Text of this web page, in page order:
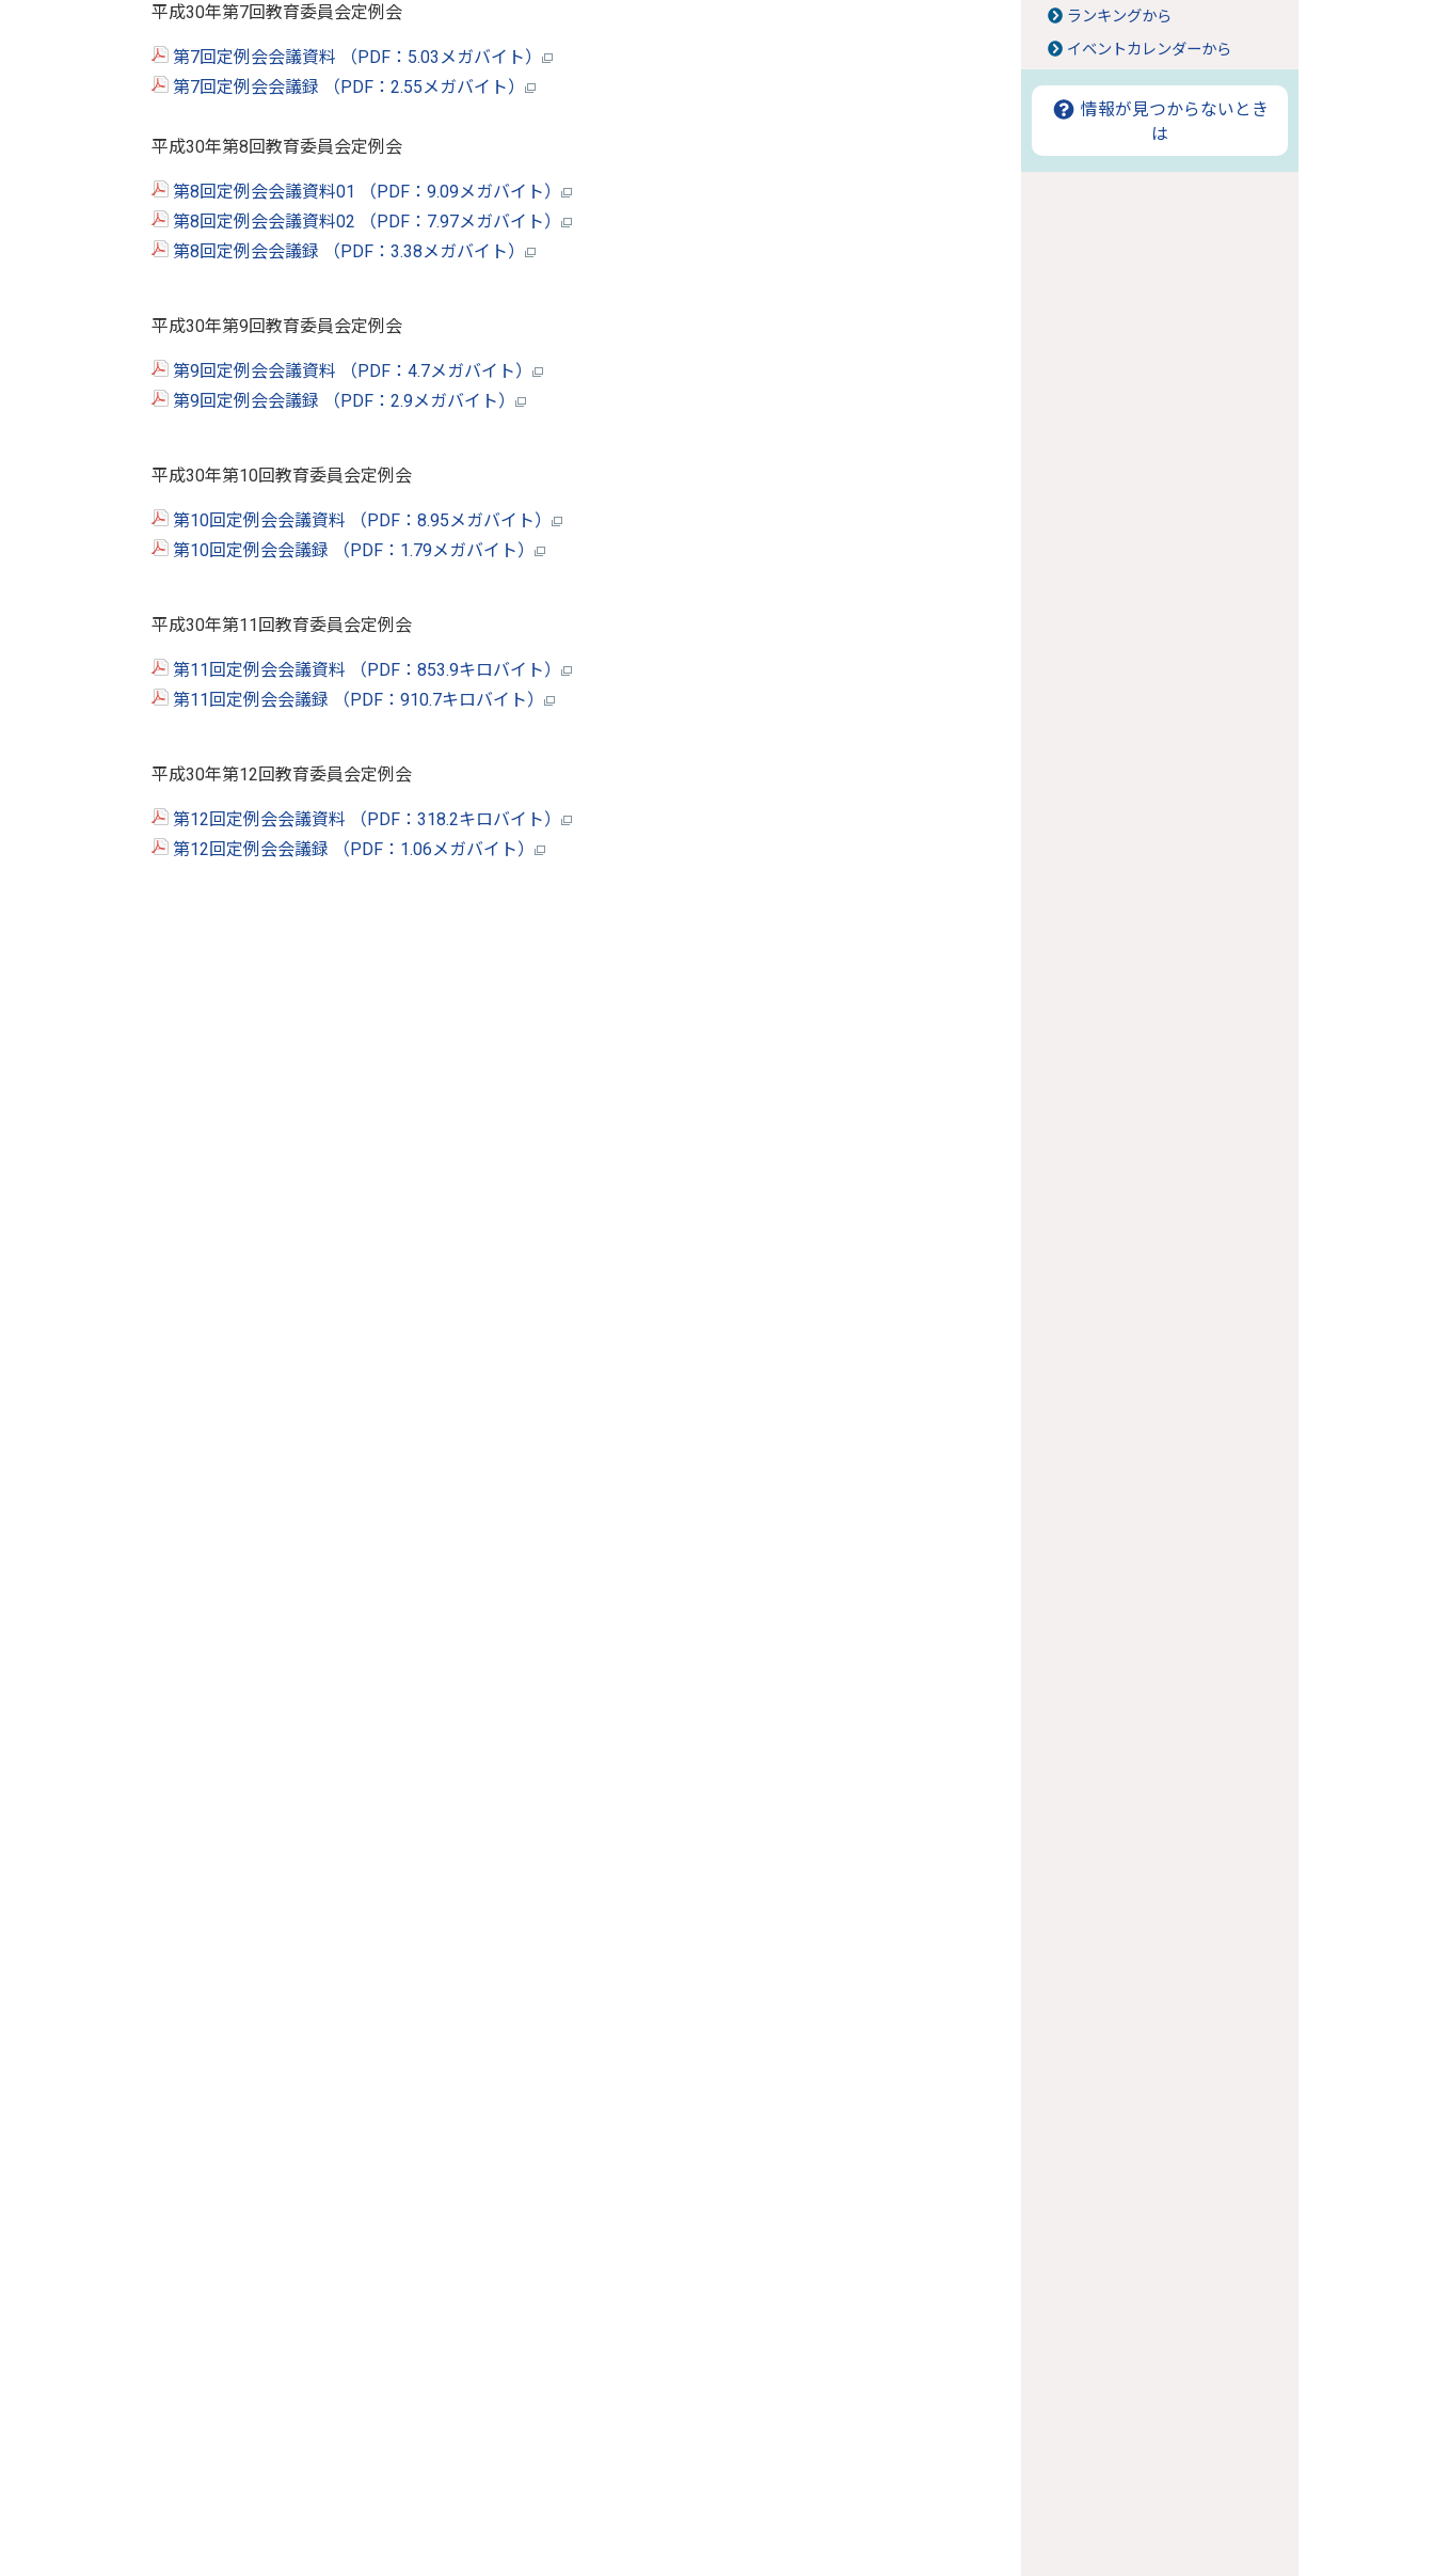
平成30年第7回教育委員会定例会
第7回定例会会議資料 （PDF：5.03メガバイト）
第7回定例会会議録 （PDF：2.55メガバイト）
平成30年第8回教育委員会定例会
第8回定例会会議資料01 （PDF：9.09メガバイト）
第8回定例会会議資料02 （PDF：7.97メガバイト）
第8回定例会会議録 （PDF：3.38メガバイト）
平成30年第9回教育委員会定例会
第9回定例会会議資料 （PDF：4.7メガバイト）
第9回定例会会議録 （PDF：2.9メガバイト）
平成30年第10回教育委員会定例会
第10回定例会会議資料 （PDF：8.95メガバイト）
第10回定例会会議録 （PDF：1.79メガバイト）
平成30年第11回教育委員会定例会
第11回定例会会議資料 （PDF：853.9キロバイト）
第11回定例会会議録 （PDF：910.7キロバイト）
平成30年第12回教育委員会定例会
第12回定例会会議資料 （PDF：318.2キロバイト）
第12回定例会会議録 （PDF：1.06メガバイト）
ランキングから
イベントカレンダーから
情報が見つからないとき
は